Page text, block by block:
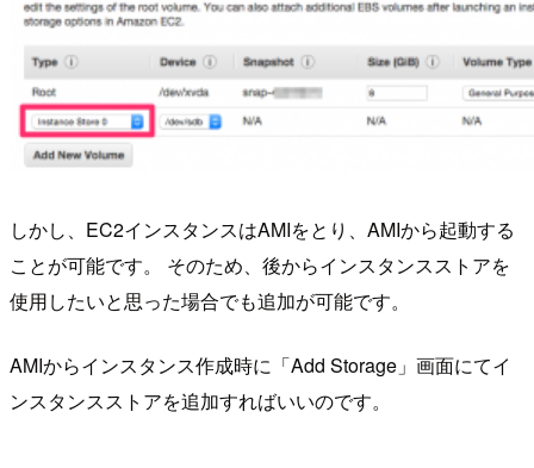
しかし、EC2インスタンスはAMIをとり、AMIから起動する
ことが可能です。 そのため、後からインスタンスストアを
使用したいと思った場合でも追加が可能です。
AMIからインスタンス作成時に「Add Storage」画面にてイ
ンスタンスストアを追加すればいいのです。